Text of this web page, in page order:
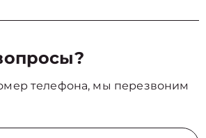
телефона, мы перезвоним